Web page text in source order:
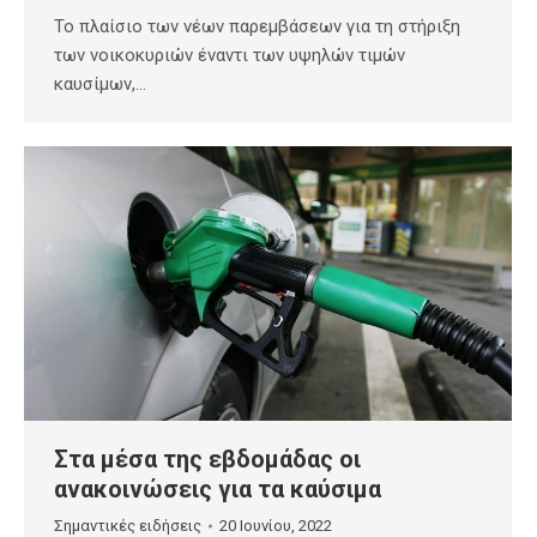
Το πλαίσιο των νέων παρεμβάσεων για τη στήριξη
των νοικοκυριών έναντι των υψηλών τιμών
καυσίμων,…
Στα μέσα της εβδομάδας οι
ανακοινώσεις για τα καύσιμα
Σημαντικές ειδήσεις 20 Ιουνίου, 2022